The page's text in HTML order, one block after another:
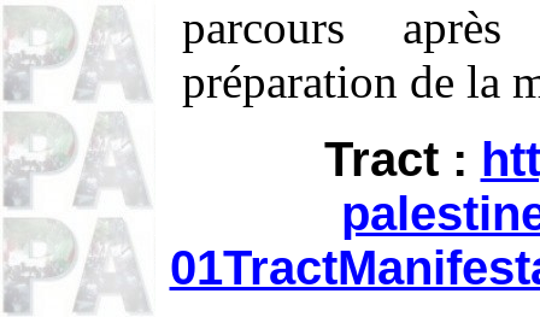
parcours
préparation de la
Tract :